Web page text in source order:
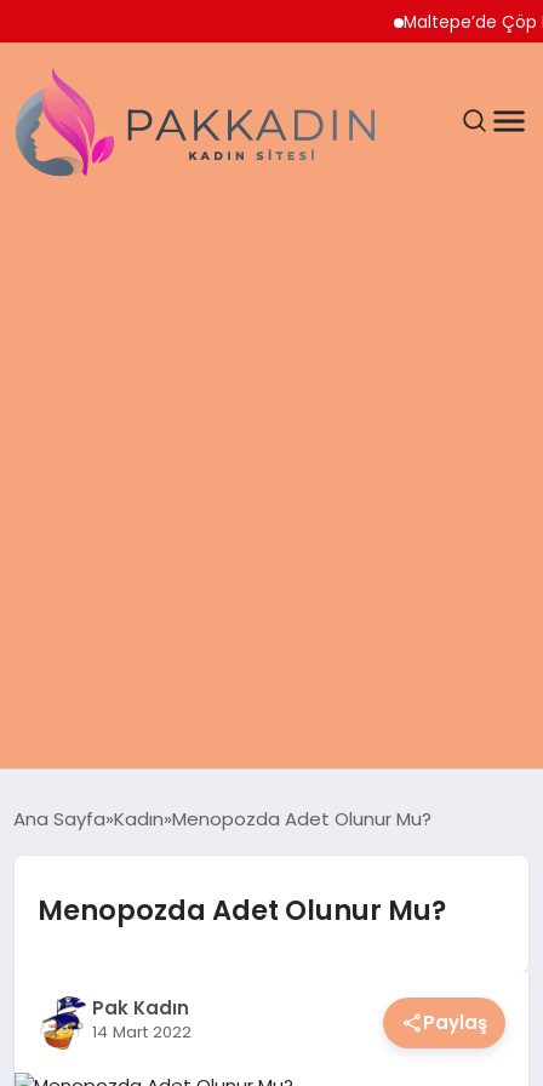
Maltepe’de Çöp Ev
KADIN
SAĞLIK
SPOR & FITNESS
Ana Sayfa Kadın Menopozda Adet Olunur Mu?
Menopozda Adet Olunur Mu?
Pak Kadın
14 Mart 2022 Paylaş